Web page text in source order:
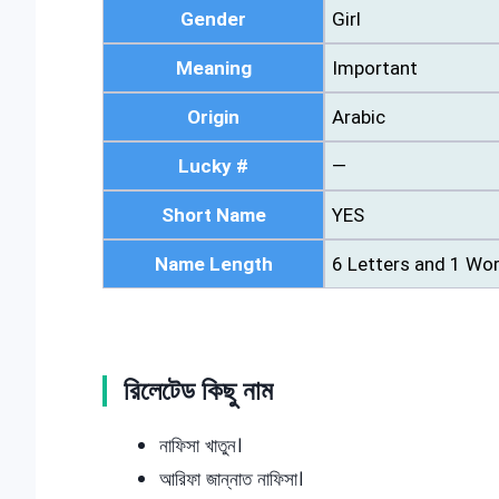
Gender Girl
Meaning Important
Origin Arabic
Lucky # —
Short Name YES
Name Length 6 Letters and 1
রিলেটেড কিছু নাম
নাফিসা খাতুন।
আরিফা জান্নাত নাফিসা।